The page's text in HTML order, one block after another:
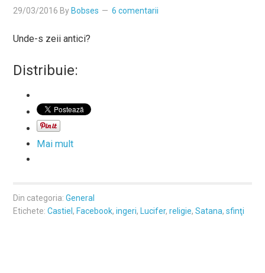
29/03/2016 By Bobses 6 comentarii
Unde-s zeii antici?
Distribuie:
Mai mult
Din categoria:General
Etichete:Castiel , Facebook,ingeri, Lucifer,religie,Satana,sfinţi